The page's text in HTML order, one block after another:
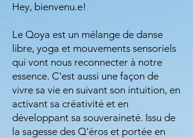
Hey, bienvenu.e!
Le Qoya est un mélange de danse
libre, yoga et mouvements sensoriels
qui vont nous reconnecter à notre
essence. C'est aussi une façon de
vivre sa vie en suivant son intuition, en
activant sa créativité et en
développant sa souveraineté. Issu de
la sagesse des Q'éros et portée en